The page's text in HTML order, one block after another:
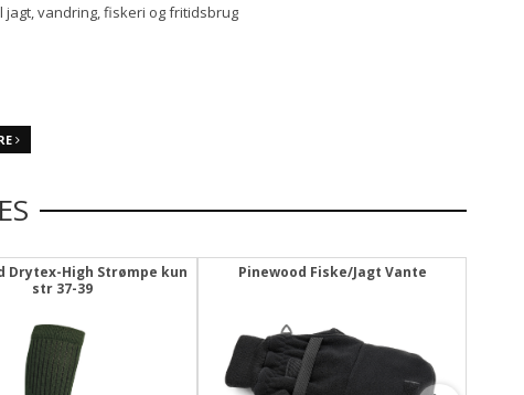
jagt, vandring, fiskeri og fritidsbrug
Drytex-High Strømpe kun
str 37-39
Pinewood Fiske/Jagt Vante